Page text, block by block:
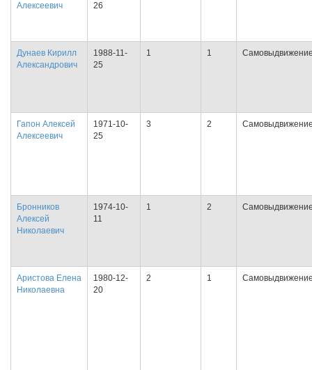
Алексеевич
26
Дунаев Кирилл
Александрович
1988-11-
25
1 1
Гапон Алексей
Алексеевич
1971-10-
25
3 2
Бронников
Алексей
Николаевич
1974-10-
11
1 2
Аристова Елена
Николаевна
1980-12-
20
2 1